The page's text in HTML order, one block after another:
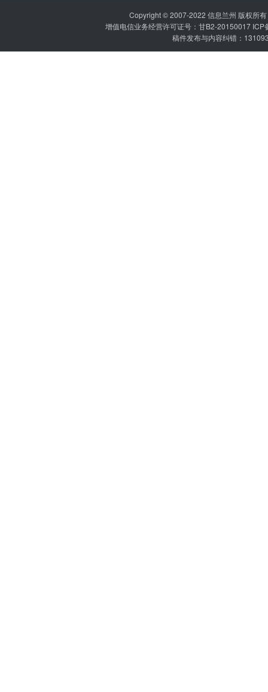
Copyright © 2007-2022 信息兰州 版权所
增值电信业务经营许可证号：甘B2-20150017 ICP
稿件发布与内容纠错：